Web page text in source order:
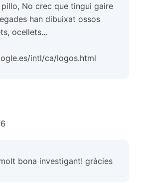
No crec que tingui gaire
han dibuixat ossos
ocellets…
intl/ca/logos.html
bona investigant! gràcies